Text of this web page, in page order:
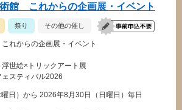
館 これからの企画展・イベント
祭り その他の催し
れからの企画展・イベント
世絵×トリックアート展
スティバル2026
日）から 2026年8月30日（日曜日）毎日